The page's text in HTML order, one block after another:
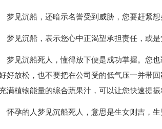
梦见沉船，还暗示名誉受到威胁，您要赶紧
梦见沉船，表示您心中正渴望承担责任，或
梦见沉船死人，懂得放下便是成功掌握。您
好放松，也不要把在公司受的低气压一并带
满植物能量的综合蔬果汁，可以让您快速提振
怀孕的人梦见沉船死人，意思是生女则吉，生